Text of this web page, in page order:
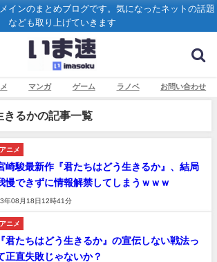
インのまとめブログです。気になったネットの話題
なども取り上げていきます
マンガ ゲーム ラノベ お問い合わせ
きるかの記事一覧
アニメ
崎駿最新作『君たちはどう生きるか』、結局
慢できずに情報解禁してしまうｗｗｗ
年08月18日12時41分
アニメ
『君たちはどう生きるか』の宣伝しない戦法っ
正直失敗じゃないか？